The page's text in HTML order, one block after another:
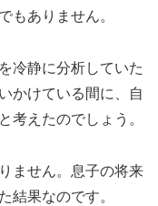
もありません。
冷静に分析していた
かけている間に、自
考えたのでしょう。
ません。息子の将来
結果なのです。